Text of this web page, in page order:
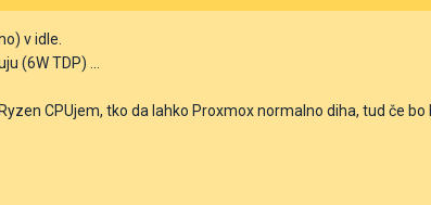
v idle.
(6W TDP) ...
CPUjem, tko da lahko Proxmox normalno diha, tud če